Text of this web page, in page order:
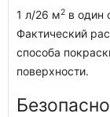
1 л/26 м2 в один
Фактический
способа
поверхности.